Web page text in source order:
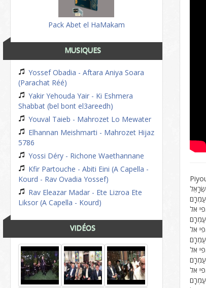
Pack Abet el HaMakam
MUSIQUES
Yossef Obadia - Aftara Aniya Soara
(Parachat Réé)
Yakir Yehouda Yair - Ki Eshmera
Shabbat (bel bont el3areedh)
Youval Taieb - Mahrozet Lo Mewater
Elhannan Meishmarti - Mahrozet Hijaz
5786
Yossi Déry - Richone Waethannane
Kfir Partouche - Abiti Eini (A Capella -
Kourd - Rav Ovadia Yossef)
Rav Eleazar Madar - Ete Lizroa Ete
Liksor (A Capella - Kourd)
VIDÉOS
אל
אל
אל
אל